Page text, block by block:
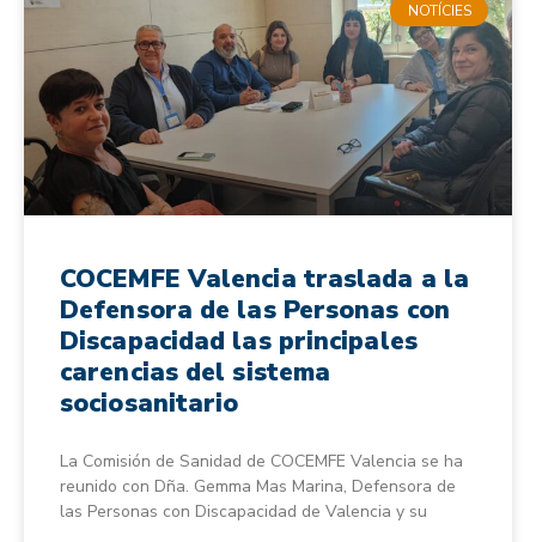
NOTÍCIES
COCEMFE Valencia traslada a la
Defensora de las Personas con
Discapacidad las principales
carencias del sistema
sociosanitario
La Comisión de Sanidad de COCEMFE Valencia se ha
reunido con Dña. Gemma Mas Marina, Defensora de
las Personas con Discapacidad de Valencia y su